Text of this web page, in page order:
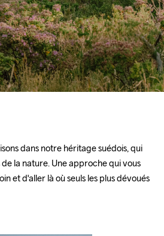
dans notre héritage suédois, qui
la nature. Une approche qui vous
et d'aller là où seuls les plus dévoués